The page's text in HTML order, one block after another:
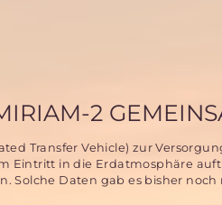
2
Transfer Vehicle) zur
Eintritt in die Erdatmosphäre
Daten gab es bisher noch